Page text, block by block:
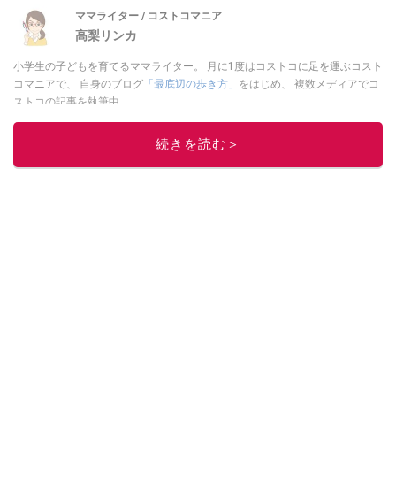
ママライター / コストコマニア
高梨リンカ
小学生の子どもを育てるママライター。 月に1度はコストコに足を運ぶコスト
コマニアで、 自身のブログ 「最底辺の歩き方」 をはじめ、 複数メディアでコ
ストコの記事を執筆中。
このイチオシストの他の記事を読む
続きを読む＞